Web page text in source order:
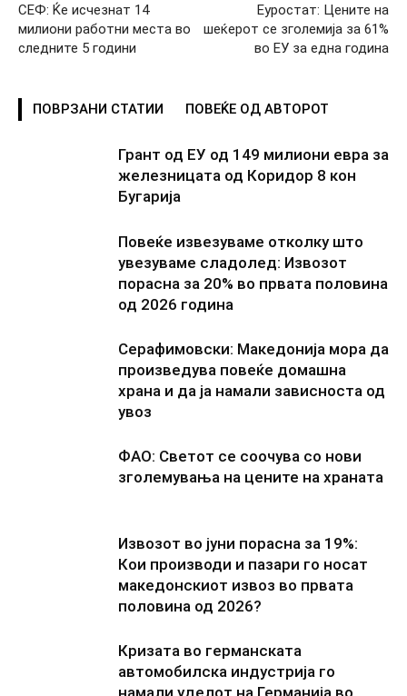
СЕФ: Ќе исчезнат 14
милиони работни места во
следните 5 години
Еуростат: Цените на
шеќерот се зголемија за 61%
во ЕУ за една година
ПОВРЗАНИ СТАТИИ ПОВЕЌЕ ОД АВТОРОТ
Грант од ЕУ од 149 милиони евра за
железницата од Коридор 8 кон
Бугарија
Повеќе извезуваме отколку што
увезуваме сладолед: Извозот
порасна за 20% во првата половина
од 2026 година
Серафимовски: Македонија мора да
произведува повеќе домашна
храна и да ја намали зависноста од
увоз
ФАО: Светот се соочува со нови
зголемувања на цените на храната
Извозот во јуни порасна за 19%:
Кои производи и пазари го носат
македонскиот извоз во првата
половина од 2026?
Кризата во германската
автомобилска индустрија го
намали уделот на Германија во